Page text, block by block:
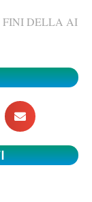
FINI DELLA AI